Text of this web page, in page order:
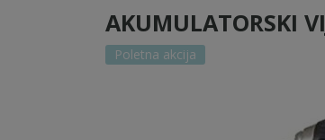
AKUMULATORSKI
Poletna akcija